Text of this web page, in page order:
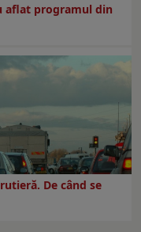
aflat programul din
De când se